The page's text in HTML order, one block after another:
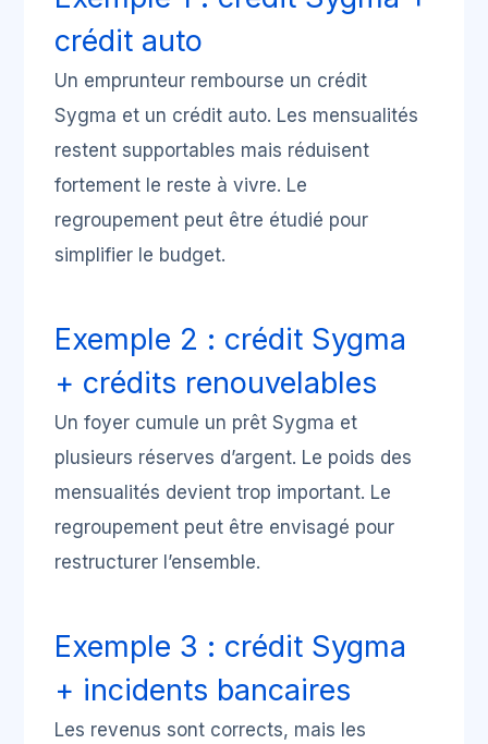
crédit auto
Un emprunteur rembourse un crédit
Sygma et un crédit auto. Les mensualités
restent supportables mais réduisent
fortement le reste à vivre. Le
regroupement peut être étudié pour
simplifier le budget.
Exemple 2 : crédit Sygma
+ crédits renouvelables
Un foyer cumule un prêt Sygma et
plusieurs réserves d’argent. Le poids des
mensualités devient trop important. Le
regroupement peut être envisagé pour
restructurer l’ensemble.
Exemple 3 : crédit Sygma
+ incidents bancaires
Les revenus sont corrects, mais les